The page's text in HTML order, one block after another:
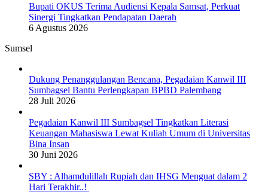
Bupati OKUS Terima Audiensi Kepala Samsat, Perkuat
Sinergi Tingkatkan Pendapatan Daerah
6 Agustus 2026
Sumsel
Dukung Penanggulangan Bencana, Pegadaian Kanwil III
Sumbagsel Bantu Perlengkapan BPBD Palembang
28 Juli 2026
Pegadaian Kanwil III Sumbagsel Tingkatkan Literasi
Keuangan Mahasiswa Lewat Kuliah Umum di Universitas
Bina Insan
30 Juni 2026
SBY : Alhamdulillah Rupiah dan IHSG Menguat dalam 2
Hari Terakhir..!